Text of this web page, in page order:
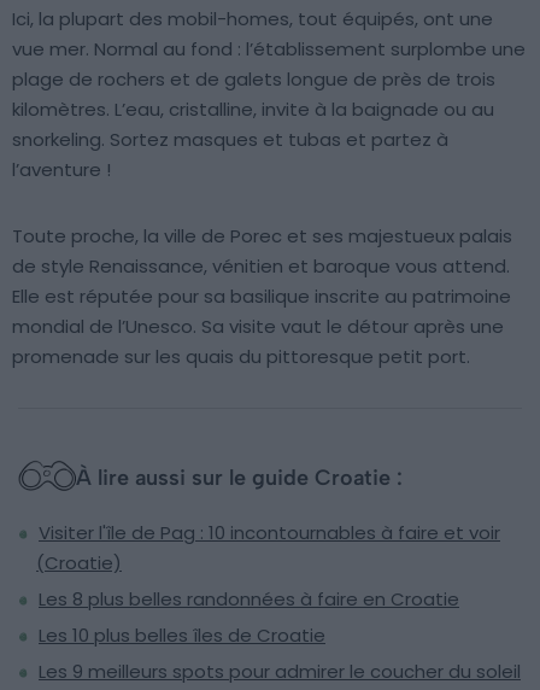
Ici, la plupart des mobil-homes, tout équipés, ont une
vue mer. Normal au fond : l’établissement surplombe une
plage de rochers et de galets longue de près de trois
kilomètres. L’eau, cristalline, invite à la baignade ou au
snorkeling. Sortez masques et tubas et partez à
l’aventure !
Toute proche, la ville de Porec et ses majestueux palais
de style Renaissance, vénitien et baroque vous attend.
Elle est réputée pour sa basilique inscrite au patrimoine
mondial de l’Unesco. Sa visite vaut le détour après une
promenade sur les quais du pittoresque petit port.
À lire aussi sur le guide Croatie :
Visiter l'île de Pag : 10 incontournables à faire et voir
(Croatie)
Les 8 plus belles randonnées à faire en Croatie
Les 10 plus belles îles de Croatie
Les 9 meilleurs spots pour admirer le coucher du soleil